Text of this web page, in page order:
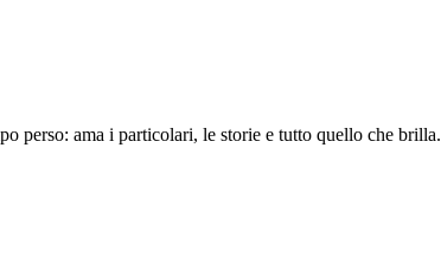
perso: ama i particolari, le storie e tutto quello che brilla.